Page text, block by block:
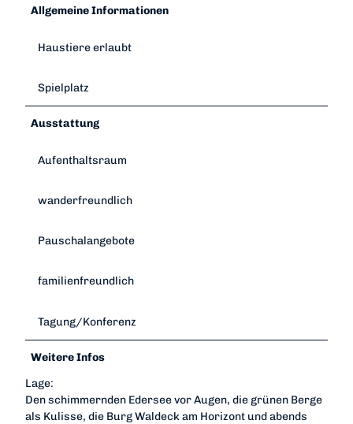
Allgemeine Informationen
Haustiere erlaubt
Spielplatz
Ausstattung
Aufenthaltsraum
wanderfreundlich
Pauschalangebote
familienfreundlich
Tagung/Konferenz
Weitere Infos
Lage:
Den schimmernden Edersee vor Augen, die grünen Berge
als Kulisse, die Burg Waldeck am Horizont und abends